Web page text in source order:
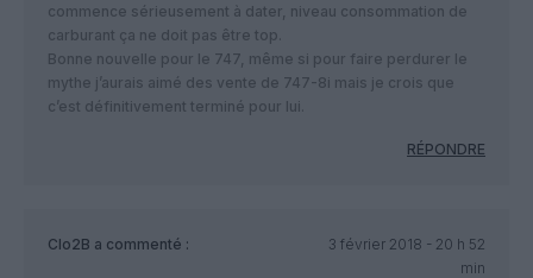
commence sérieusement à dater, niveau consommation de
carburant ça ne doit pas être top.
Bonne nouvelle pour le 747, même si pour faire perdurer le
mythe j’aurais aimé des vente de 747-8i mais je crois que
c’est définitivement terminé pour lui.
RÉPONDRE
Clo2B a commenté :
3 février 2018 - 20 h 52
min